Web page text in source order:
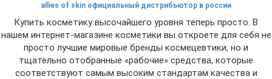
allies of skin официальный дистрибьютор в россии
Купить косметику высочайшего уровня теперь просто. В
нашем интернет-магазине косметики вы откроете для себя не
просто лучшие мировые бренды космецевтики, но и
тщательно отобранные «рабочие» средства, которые
соответствуют самым высоким стандартам качества и